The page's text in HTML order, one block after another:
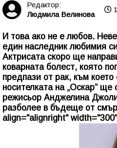
Редактор:
Людмила Велинова
И това ако не е любов.
един наследник любимия
Актрисата скоро ще
коварната болест, която
предпази от рак, към
носителката на „Оскар”
режисьор Анджелина
разболее в бъдеще от
align="alignright"